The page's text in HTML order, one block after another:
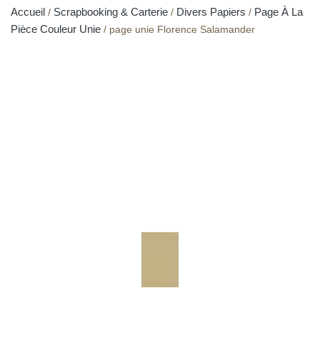
Accueil Scrapbooking & Carterie Divers Papiers
Page À La
Pièce Couleur Unie
page unie Florence Salamander